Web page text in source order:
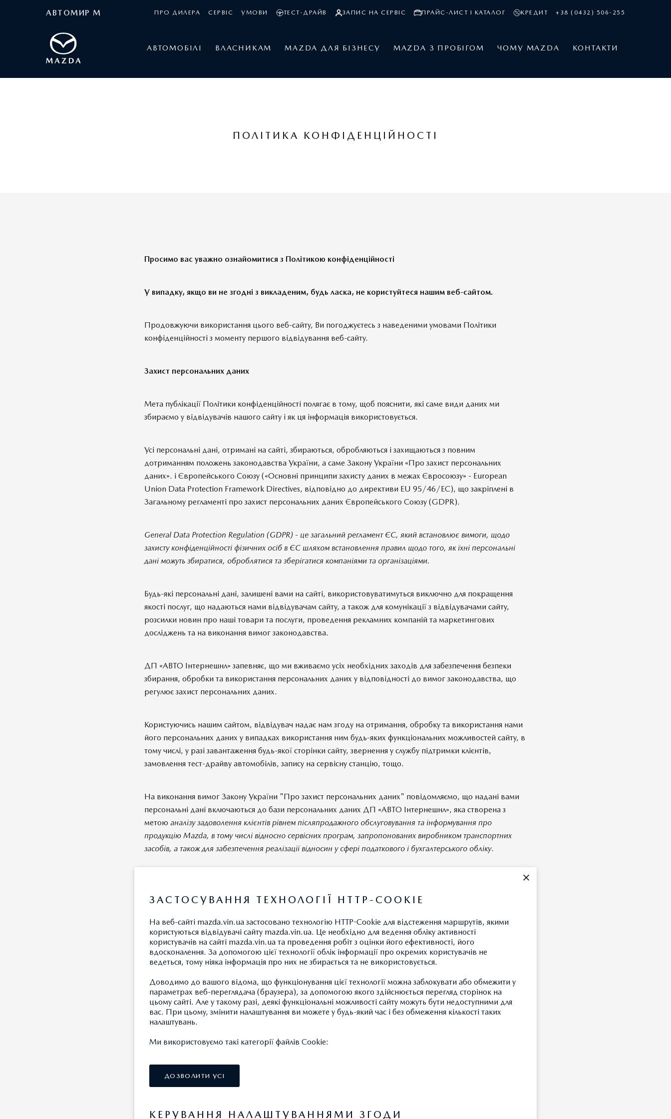
АВТОМИР М ПРО ДИЛЕРА СЕРВІС УМОВИ ТЕСТ-ДРАЙВ ЗАПИС НА СЕРВІС ПРАЙС-ЛИСТ І КАТАЛОГ КРЕДИТ +38 (0432) 506-255
АВТОМОБІЛІ ВЛАСНИКАМ MAZDA ДЛЯ БІЗНЕСУ MAZDA З ПРОБІГОМ ЧОМУ MAZDA КОНТАКТИ
ПОЛІТИКА КОНФІДЕНЦІЙНОСТІ
Просимо вас уважно ознайомитися з Політикою конфіденційності
У випадку, якщо ви не згодні з викладеним, будь ласка, не користуйтеся нашим веб-сайтом.
Продовжуючи використання цього веб-сайту, Ви погоджуєтесь з наведеними умовами Політики
конфіденційності з моменту першого відвідування веб-сайту.
Захист персональних даних
Мета публікації Політики конфіденційності полягає в тому, щоб пояснити, які саме види даних ми
збираємо у відвідувачів нашого сайту і як ця інформація використовується.
Усі персональні дані, отримані на сайті, збираються, обробляються і захищаються з повним
дотриманням положень законодавства України, а саме Закону України «Про захист персональних
даних». і Європейського Союзу («Основні принципи захисту даних в межах Євросоюзу» - European
Union Data Protection Framework Directives, відповідно до директиви EU 95/46/EC), що закріплені в
Загальному регламенті про захист персональних даних Європейського Союзу (GDPR).
General Data Protection Regulation (GDPR) - це загальний регламент ЄС, який встановлює вимоги, щодо
захисту конфіденційності фізичних осіб в ЄС шляхом встановлення правил щодо того, як їхні персональні
дані можуть збиратися, оброблятися та зберігатися компаніями та організаціями.
Будь-які персональні дані, залишені вами на сайті, використовуватимуться виключно для покращення
якості послуг, що надаються нами відвідувачам сайту, а також для комунікації з відвідувачами сайту,
розсилки новин про наші товари та послуги, проведення рекламних компаній та маркетингових
досліджень та на виконання вимог законодавства.
ДП «АВТО Інтернешнл» запевняє, що ми вживаємо усіх необхідних заходів для забезпечення безпеки
збирання, обробки та використання персональних даних у відповідності до вимог законодавства, що
регулює захист персональних даних.
Користуючись нашим сайтом, відвідувач надає нам згоду на отримання, обробку та використання нами
його персональних даних у випадках використання ним будь-яких функціональних можливостей сайту, в
тому числі, у разі завантаження будь-якої сторінки сайту, звернення у службу підтримки клієнтів,
замовлення тест-драйву автомобілів, запису на сервісну станцію, тощо.
На виконання вимог Закону України "Про захист персональних даних" повідомляємо, що надані вами
персональні дані включаються до бази персональних даних ДП «АВТО Інтернешнл», яка створена з
метою аналізу задоволення клієнтів рівнем післяпродажного обслуговування та інформування про
продукцію Mazda, в тому числі відносно сервісних програм, запропонованих виробником транспортних
засобів, а також для забезпечення реалізації відносин у сфері податкового і бухгалтерського обліку.
дозволяють Вам:
1) знати про джерела збирання, місцезнаходження своїх персональних даних, мету їх обробки,
місцезнаходження або місце проживання (перебування) володільця чи розпорядника персональних
даних або дати відповідне доручення щодо отримання цієї інформації уповноваженим ним особам,
крім випадків, встановлених законом;
2) отримувати інформацію про умови надання доступу до персональних даних, зокрема інформацію
про третіх осіб, яким передаються його персональні дані;
3) на доступ до своїх персональних даних;
4) отримувати не пізніш як за тридцять календарних днів з дня надходження запиту, крім випадків,
ЗАСТОСУВАННЯ ТЕХНОЛОГІЇ HTTP-COOKIE
На веб-сайті mazda.vin.ua застосовано технологію HTTP-Cookie для відстеження маршрутів, якими
користуються відвідувачі сайту mazda.vin.ua. Це необхідно для ведення обліку активності
користувачів на сайті mazda.vin.ua та проведення робіт з оцінки його ефективності, його
вдосконалення. За допомогою цієї технології облік інформації про окремих користувачів не
ведеться, тому ніяка інформація про них не збирається та не використовується.
Доводимо до вашого відома, що функціонування цієї технології можна заблокувати або обмежити у
параметрах веб-переглядача (браузера), за допомогою якого здійснюється перегляд сторінок на
цьому сайті. Але у такому разі, деякі функціональні можливості сайту можуть бути недоступними для
вас. При цьому, змінити налаштування ви можете у будь-який час і без обмеження кількості таких
налаштувань.
Ми використовуємо такі категорії файлів Cookie:
ДОЗВОЛИТИ УСІ
КЕРУВАННЯ НАЛАШТУВАННЯМИ ЗГОДИ